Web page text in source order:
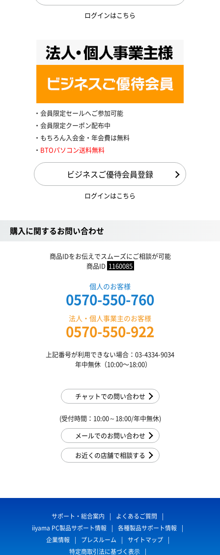
ログインはこちら
会員限定セールへご参加可能
会員限定クーポン配布中
もちろん入会金・年会費は無料
BTOパソコン送料無料
ビジネスご優待会員登録
ログインはこちら
購入に関するお問い合わせ
商品IDをお伝えでスムーズにご相談が可能
商品ID 1160085
個人のお客様
0570-550-760
法人・個人事業主のお客様
0570-550-922
上記番号が利用できない場合：03-4334-9034
年中無休（10:00〜18:00）
チャットでの問い合わせ
(受付時間：10:00～18:00/年中無休)
メールでのお問い合わせ
お近くの店舗で相談する
サポート・総合案内
よくあるご質問
iiyama PC製品サポート情報
各種製品サポート情報
企業情報
プレスルーム
サイトマップ
特定商取引法に基づく表示